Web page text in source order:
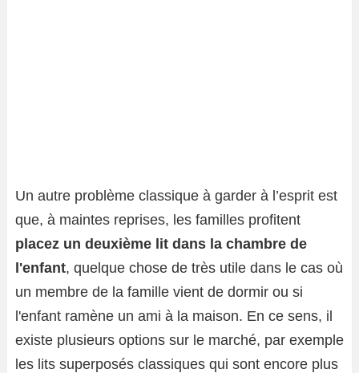
Un autre problème classique à garder à l’esprit est
que, à maintes reprises, les familles profitent
placez un deuxième lit dans la chambre de
l'enfant, quelque chose de très utile dans le cas où
un membre de la famille vient de dormir ou si
l'enfant ramène un ami à la maison. En ce sens, il
existe plusieurs options sur le marché, par exemple
les lits superposés classiques qui sont encore plus